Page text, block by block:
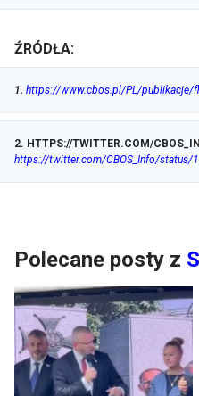
ŹRÓDŁA:
1. https://www.cbos.pl/PL/publikacje/
2. HTTPS://TWITTER.COM/
https://twitter.com/CBOS_Info/status/
Polecane posty z